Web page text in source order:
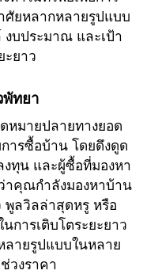
ศัยหลากหลายรูปแบบ
บประมาณ และเป้า
ะยาว
ทยา
หมายปลายทางยอด
ารซื้อบ้าน โดยดึงดูด
ทุน และผู้ซื้อที่มองหา
าคุณกำลังมองหาบ้าน
พูลวิลล่าสุดหรู หรือ
การเติบโตระยะยาว
ลายรูปแบบในหลาย
วงราคา